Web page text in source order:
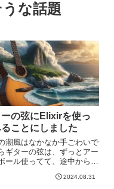
な話題
ーの弦にElixirを使っ
ことにしました
潮風はなかなか手ごわいで
ギターの弦は、ずっとアー
ール使ってて、途中からア
るときに安いほうを選んで
2024.08.31